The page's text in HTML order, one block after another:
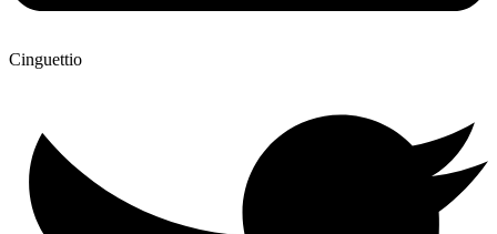
Cinguettio